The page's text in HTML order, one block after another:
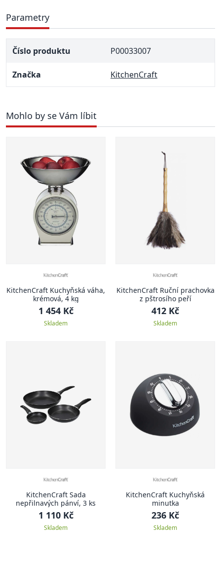
Parametry
Číslo produktu P00033007
Značka KitchenCraft
Mohlo by se Vám líbit
KitchenCraft Kuchyňská váha,
krémová, 4 kg
1 454 Kč
Skladem
KitchenCraft Ruční prachovka
z pštrosího peří
412 Kč
Skladem
KitchenCraft Sada
nepřilnavých pánví, 3 ks
1 110 Kč
Skladem
KitchenCraft Kuchyňská
minutka
236 Kč
Skladem